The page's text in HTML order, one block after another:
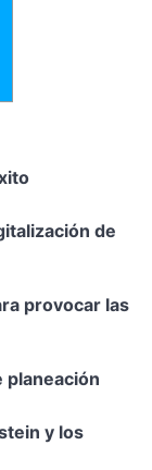
de
provocar las
planeación
y los